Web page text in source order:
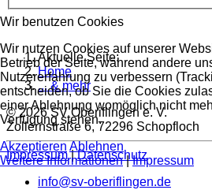
Aktuelle Seite:
Home
... & mehr
© 2026 SV Oberiflingen e. V.
Zollernstraße 6, 72296 Schopfloch
Impressum|Datenschutz
info@sv-oberiflingen.de
Wir benutzen Cookies
Wir nutzen Cookies auf unserer
Betrieb der Seite, während andere
Nutzererfahrung zu verbessern
entscheiden, ob Sie die Cookies
einer Ablehnung womöglich nicht
Verfügung stehen.
Akzeptieren Ablehnen
Weitere Informationen|Impressum